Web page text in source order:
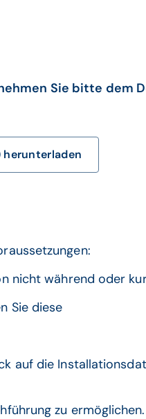
Sie bitte dem
herunterladen
nicht während oder
Sie diese
auf die
zu ermöglichen.